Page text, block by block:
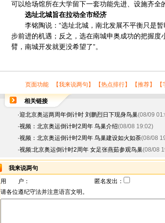
可以给场馆所在大学留下一套功能先进、设施齐全
选址北城旨在拉动全市经济
李铭陶说：“选址北城，南北发展不平衡只是暂
步前进的机遇；反之，选在南城申奥成功的把握度
臂，南城开发就更没希望了”。
页面功能 【我来说两句 】 【热点排行】 【推荐】 【
相关链接
·迎北京奥运两周年倒计时 刘鹏烈日下现身鸟巢(08/09
·视频：北京奥运倒计时2周年 鸟巢介绍(08/08 19:02)
·视频：北京奥运倒计时2周年 鸟巢建设如火如荼(08/08
·视频:北京奥运倒计时2周年 女足张燕茹参观鸟巢(08/08
我来说两句
用 户：
匿名发出：
请各位遵纪守法并注意语言文明。